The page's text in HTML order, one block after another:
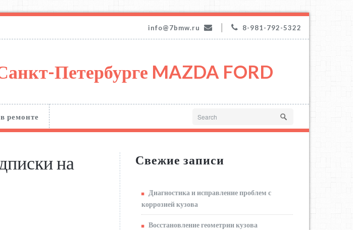
info@7bmw.ru 8-981-792-5322
Петербурге MAZDA FORD
ремонте
на
Свежие записи
Диагностика и исправление проблем с
коррозией кузова
Восстановление геометрии кузова